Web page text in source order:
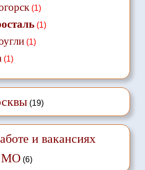
(1)
(1)
(1)
(1)
(19)
и вакансиях
МО(6)